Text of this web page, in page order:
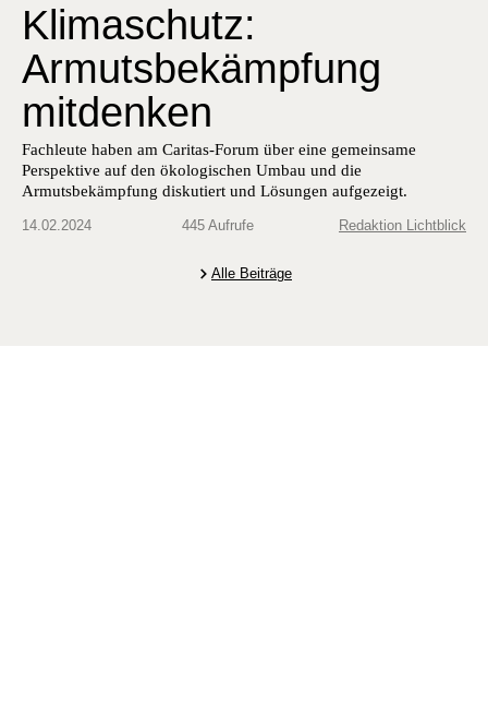
Klimaschutz:
Armutsbekämpfung
mitdenken
Fachleute haben am Caritas-Forum über eine gemeinsame
Perspektive auf den ökologischen Umbau und die
Armutsbekämpfung diskutiert und Lösungen aufgezeigt.
14.02.2024 445 Aufrufe Redaktion Lichtblick
Alle Beiträge